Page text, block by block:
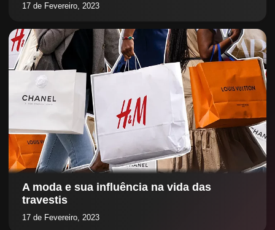
17 de Fevereiro, 2023
A moda e sua influência na vida das
travestis
17 de Fevereiro, 2023